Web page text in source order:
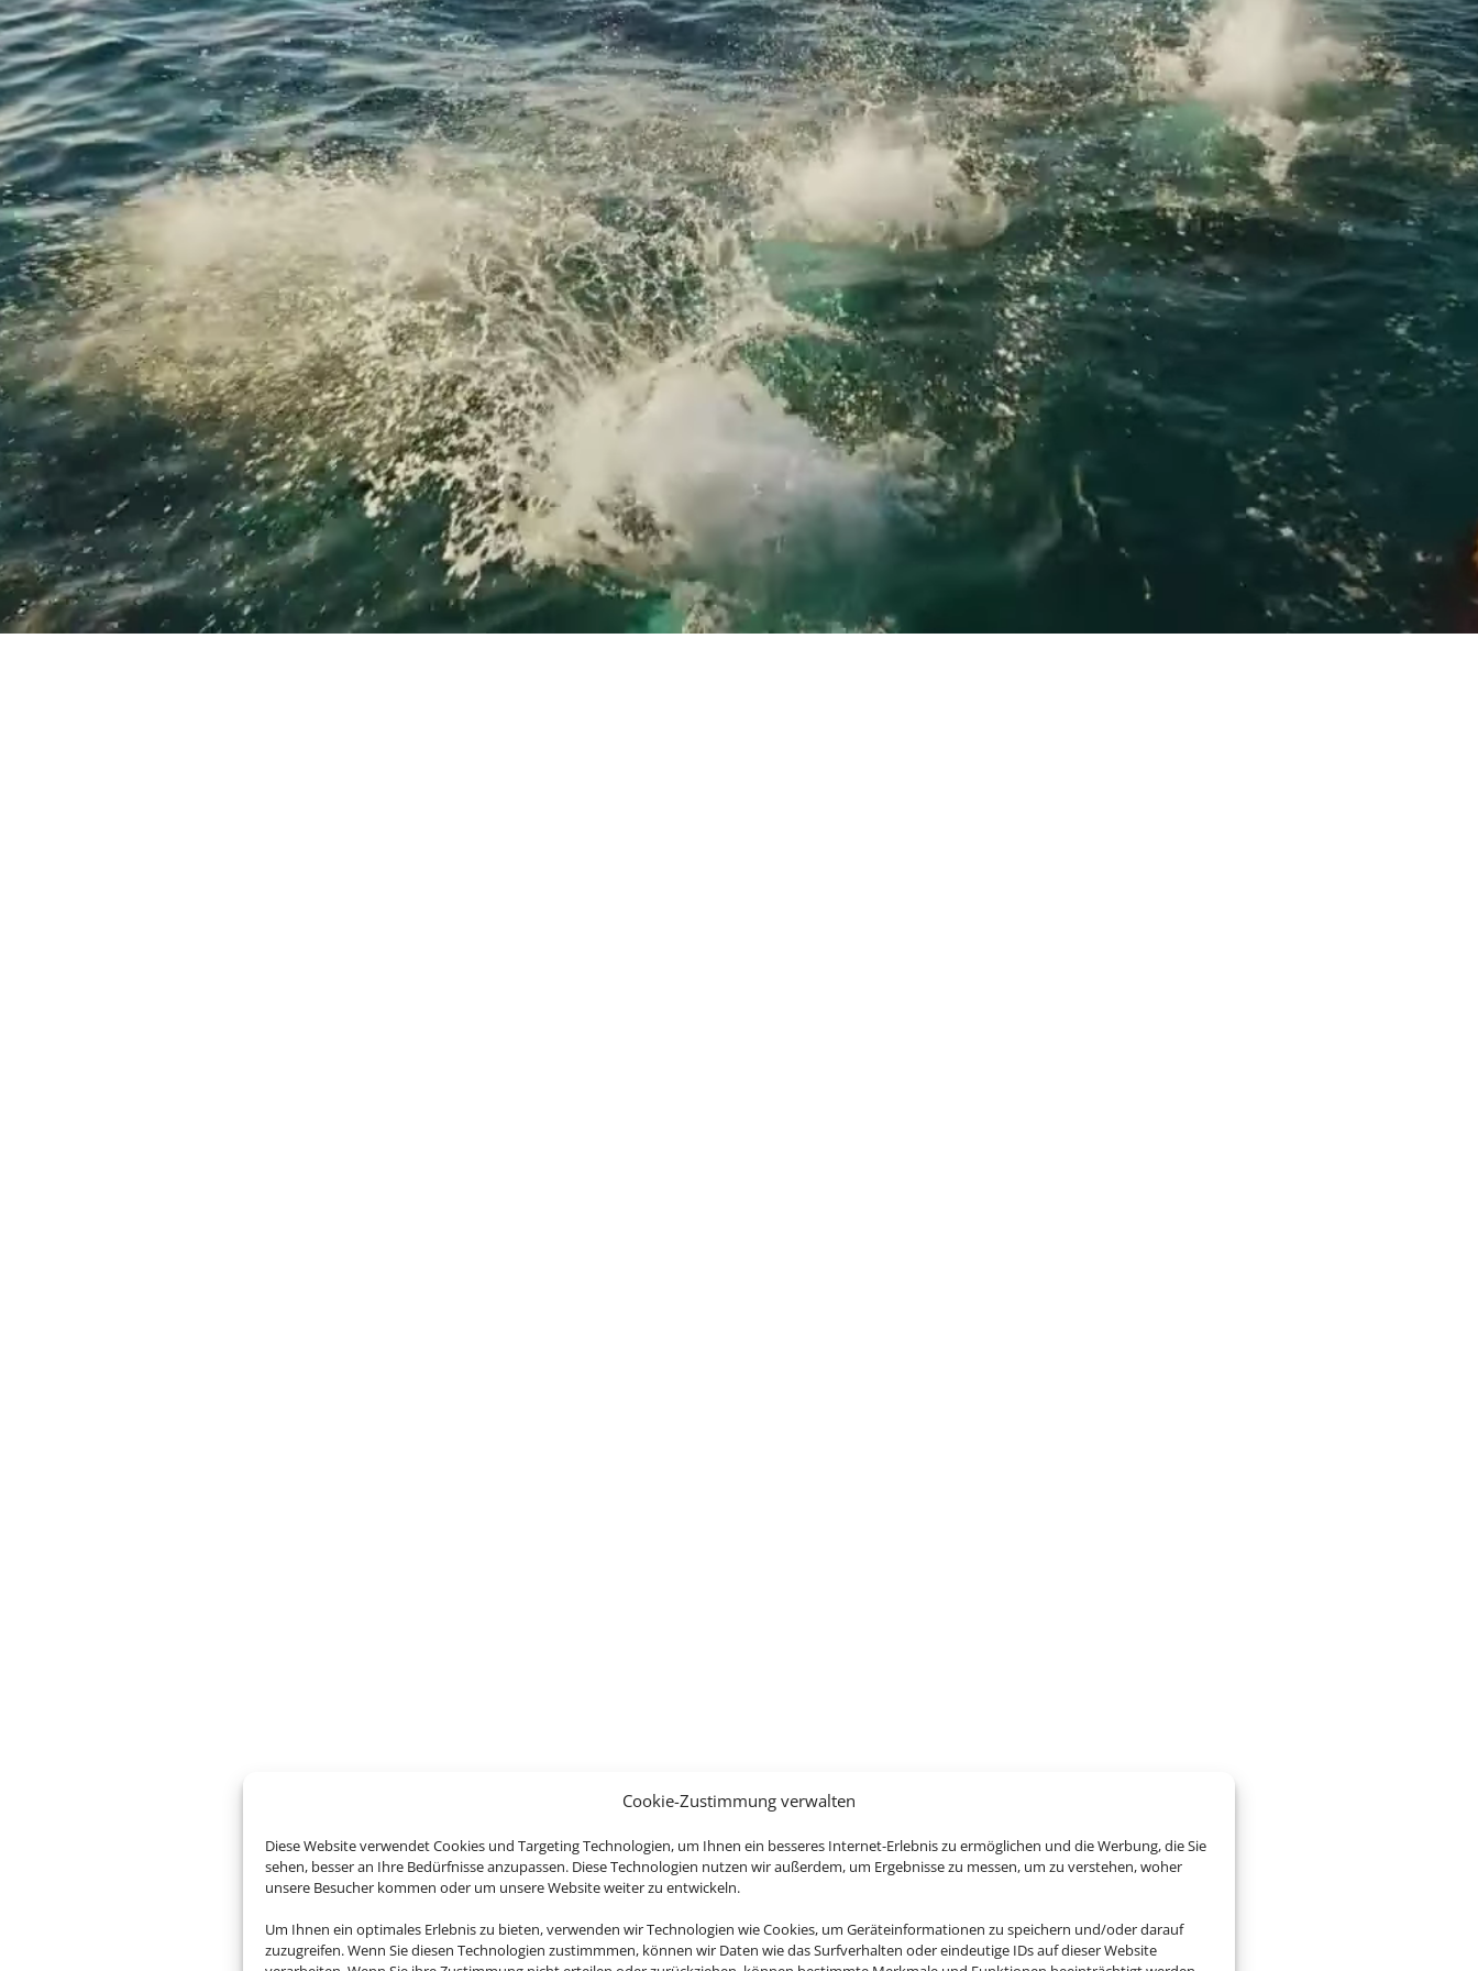
Cookie-Zustimmung verwalten
Diese Website verwendet Cookies und Targeting Technologien, um Ihnen ein besseres Internet-Erlebnis zu ermöglichen und die Werbung, die Sie
sehen, besser an Ihre Bedürfnisse anzupassen. Diese Technologien nutzen wir außerdem, um Ergebnisse zu messen, um zu verstehen, woher
unsere Besucher kommen oder um unsere Website weiter zu entwickeln.
Um Ihnen ein optimales Erlebnis zu bieten, verwenden wir Technologien wie Cookies, um Geräteinformationen zu speichern und/oder darauf
zuzugreifen. Wenn Sie diesen Technologien zustimmmen, können wir Daten wie das Surfverhalten oder eindeutige IDs auf dieser Website